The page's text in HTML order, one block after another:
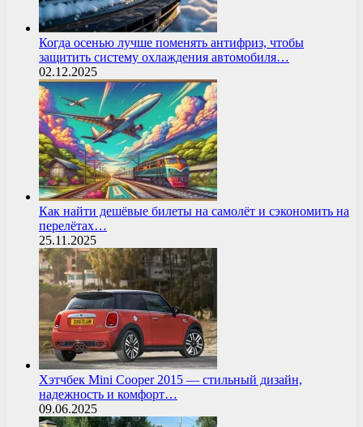
Когда осенью лучше поменять антифриз, чтобы
защитить систему охлаждения автомобиля…
02.12.2025
Как найти дешёвые билеты на самолёт и сэкономить на
перелётах…
25.11.2025
Хэтчбек Mini Cooper 2015 — стильный дизайн,
надежность и комфорт…
09.06.2025